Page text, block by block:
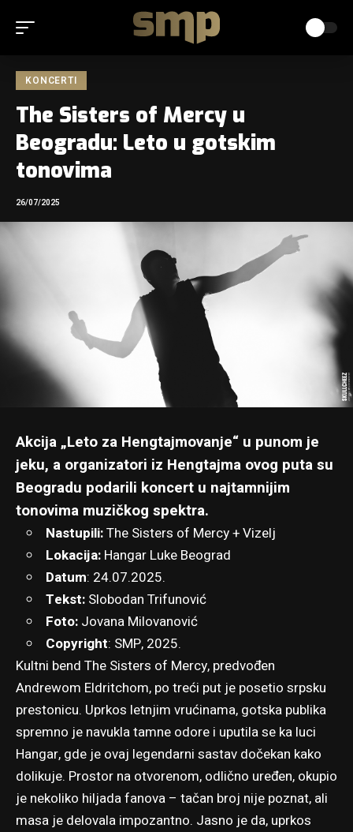
KONCERTI
The Sisters of Mercy u
Beogradu: Leto u gotskim
tonovima
26/07/2025
Akcija „Leto za Hengtajmovanje“ u punom je
jeku, a organizatori iz Hengtajma ovog puta su
Beogradu podarili koncert u najtamnijim
tonovima muzičkog spektra.
Nastupili:The Sisters of Mercy+ Vizelj
Lokacija: Hangar Luke Beograd
Datum: 24.07.2025.
Tekst: Slobodan Trifunović
Foto: Jovana Milovanović
Copyright: SMP, 2025.
Kultni bend The Sisters of Mercy, predvođen
Andrewom Eldritchom, po treći put je posetio srpsku
prestonicu. Uprkos letnjim vrućinama, gotska publika
spremno je navukla tamne odore i uputila se ka luci
Hangar, gde je ovaj legendarni sastav dočekan kako
dolikuje. Prostor na otvorenom, odlično uređen, okupio
je nekoliko hiljada fanova – tačan broj nije poznat, ali
masa je delovala impozantno. Jasno je da, uprkos